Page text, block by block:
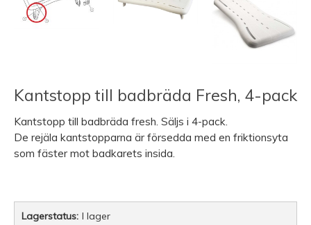
Kantstopp till badbräda Fresh, 4-pack
Kantstopp till badbräda fresh. Säljs i 4-pack.
De rejäla kantstopparna är försedda med en friktionsyta
som fäster mot badkarets insida.
Lagerstatus: I lager